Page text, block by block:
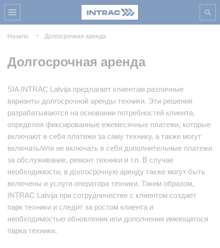
Начало Долгосрочная аренда
Долгосрочная аренда
SIA INTRAC Latvija предлагает клиентам различные
варианты долгосрочной аренды техники. Эти решения
разрабатываются на основании потребностей клиента,
определяя фиксированные ежемесячные платежи, которые
включают в себя платежи за саму технику, а также могут
включать/или не включать в себя дополнительные платежи
за обслуживание, ремонт техники и т.п. В случае
необходимости, в долгосрочную аренду также могут быть
включены и услуги оператора техники. Таким образом,
INTRAC Latvija при сотрудничестве с клиентом создает
парк техники и следит за ростом клиента и
необходимостью обновления или дополнения имеющегося
парка техники.